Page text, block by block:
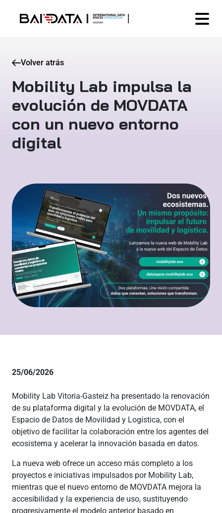
Volver atrás
Mobility Lab impulsa la
evolución de MOVDATA
con un nuevo entorno
digital
25/06/2026
Mobility Lab Vitoria-Gasteiz ha presentado la renovación
de su plataforma digital y la evolución de MOVDATA, el
Espacio de Datos de Movilidad y Logística, con el
objetivo de facilitar la colaboración entre los agentes del
ecosistema y acelerar la innovación basada en datos.
La nueva web ofrece un acceso más completo a los
proyectos e iniciativas impulsados por Mobility Lab,
mientras que el nuevo entorno de MOVDATA mejora la
accesibilidad y la experiencia de uso, sustituyendo
progresivamente el modelo anterior basado en